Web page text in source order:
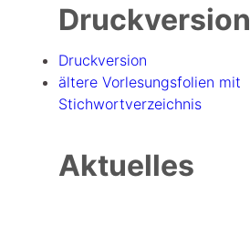
Druckversion
Druckversion
ältere Vorlesungsfolien mit
Stichwortverzeichnis
Aktuelles